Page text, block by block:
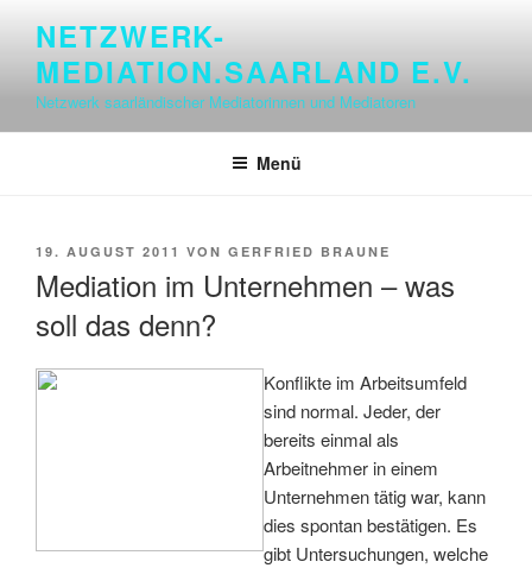
springen
NETZWERK-
MEDIATION.SAARLAND E.V.
Netzwerk saarländischer Mediatorinnen und Mediatoren
Menü
VERÖFFENTLICHT
19. AUGUST 2011 VON GERFRIED BRAUNE
Mediation im Unternehmen – was
soll das denn?
Konflikte im Arbeitsumfeld
sind normal. Jeder, der
bereits einmal als
Arbeitnehmer in einem
Unternehmen tätig war, kann
dies spontan bestätigen. Es
gibt Untersuchungen, welche